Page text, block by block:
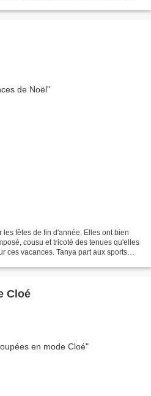
les fêtes de fin d'année. Elles ont bien
cousu et tricoté des tenues qu'elles
ces vacances. Tanya part aux sports
Cloé